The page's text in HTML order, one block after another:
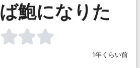
鮑になりた
1年くらい前